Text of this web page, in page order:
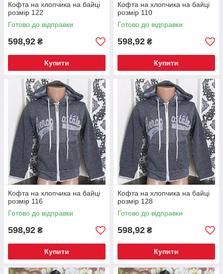
Кофта на хлопчика на байці
розмір 122
Готово до відправки
598,92 ₴
Купити
Кофта на хлопчика на байці
розмір 110
Готово до відправки
598,92 ₴
Купити
Кофта на хлопчика на байці
розмір 116
Готово до відправки
598,92 ₴
Купити
Кофта на хлопчика на байці
розмір 128
Готово до відправки
598,92 ₴
Купити